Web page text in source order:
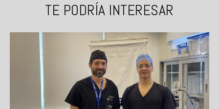
TE PODRÍA INTERESAR